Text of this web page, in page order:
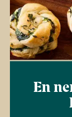
En